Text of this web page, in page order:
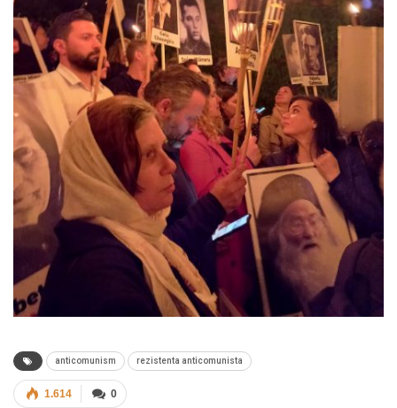
anticomunism rezistenta anticomunista
0
1.614